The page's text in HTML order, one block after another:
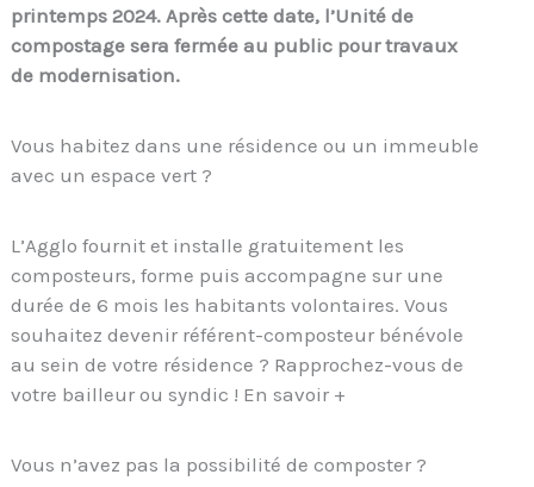
printemps 2024. Après cette date, l’Unité de
compostage sera fermée au public pour travaux
de modernisation.
Vous habitez dans une résidence ou un immeuble
avec un espace vert ?
L’Agglo fournit et installe gratuitement les
composteurs, forme puis accompagne sur une
durée de 6 mois les habitants volontaires. Vous
souhaitez devenir référent-composteur bénévole
au sein de votre résidence ? Rapprochez-vous de
votre bailleur ou syndic ! En savoir +
Vous n’avez pas la possibilité de composter ?